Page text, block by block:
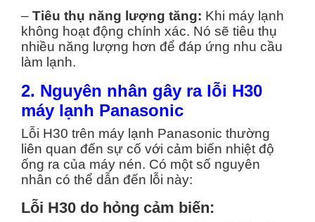
– Tiêu thụ năng lượng tăng: Khi máy lạnh
không hoạt động chính xác. Nó sẽ tiêu thụ
nhiều năng lượng hơn để đáp ứng nhu cầu
làm lạnh.
2. Nguyên nhân gây ra lỗi H30
máy lạnh Panasonic
Lỗi H30 trên máy lạnh Panasonic thường
liên quan đến sự cố với cảm biến nhiệt độ
ống ra của máy nén. Có một số nguyên
nhân có thể dẫn đến lỗi này:
Lỗi H30 do hỏng cảm biến: